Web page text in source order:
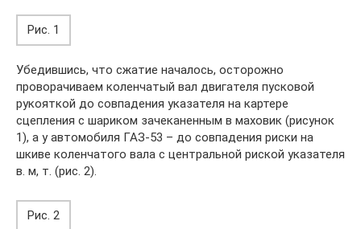
Рис. 1
Убедившись, что сжатие началось, осторожно
проворачиваем коленчатый вал двигателя пусковой
рукояткой до совпадения указателя на картере
сцепления с шариком зачеканенным в маховик (рисунок
1), а у автомобиля ГАЗ-53 – до совпадения риски на
шкиве коленчатого вала с центральной риской указателя
в. м, т. (рис. 2).
Рис. 2